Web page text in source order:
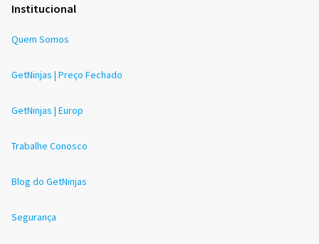
Institucional
Quem Somos
GetNinjas | Preço Fechado
GetNinjas | Europ
Trabalhe Conosco
Blog do GetNinjas
Segurança